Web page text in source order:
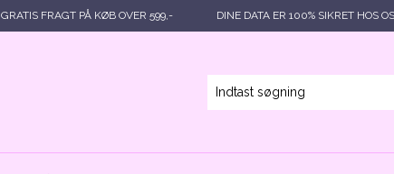
GRATIS FRAGT PÅ KØB OVER 599,- DINE DATA ER 100% SIKRET HOS